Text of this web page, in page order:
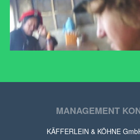
MANAGEMENT
KÄFFERLEIN & KÖHNE